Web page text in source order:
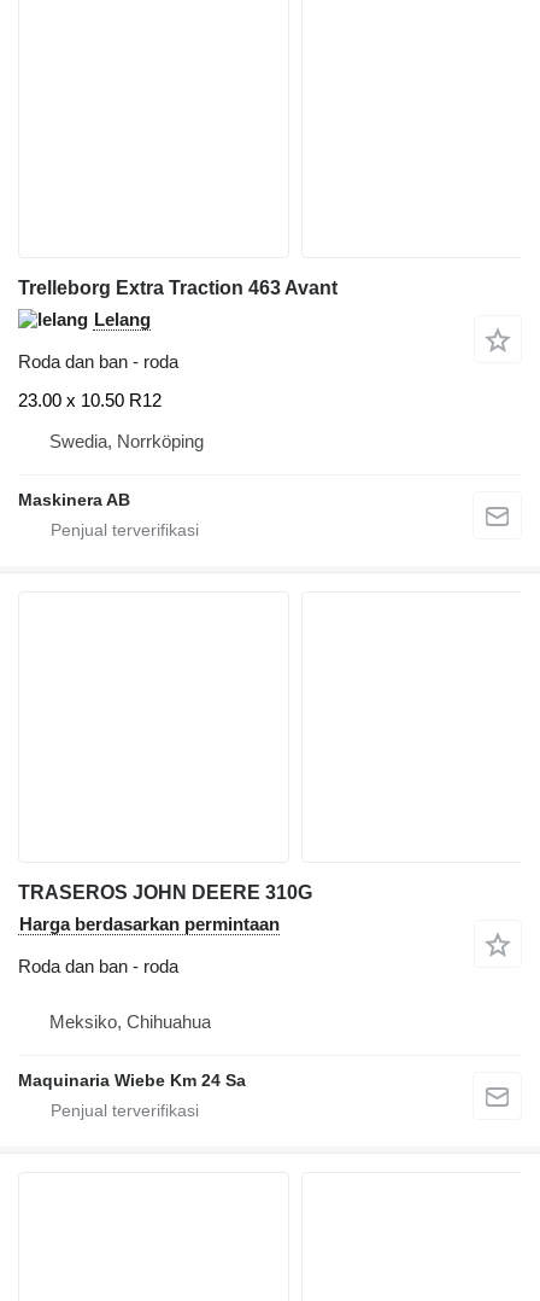
Trelleborg Extra Traction 463 Avant
Lelang
Roda dan ban - roda
23.00 x 10.50 R12
Swedia, Norrköping
Maskinera AB
TRASEROS JOHN DEERE 310G
Harga berdasarkan permintaan
Roda dan ban - roda
Meksiko, Chihuahua
Maquinaria Wiebe Km 24 Sa